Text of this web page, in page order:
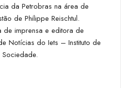
da Petrobras na área de
de Philippe Reischtul.
de imprensa e editora de
Notícias do Iets – Instituto de